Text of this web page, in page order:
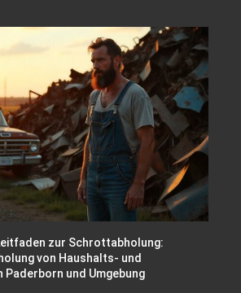
zur Schrottabholung:
von Haushalts- und
Paderborn und Umgebung